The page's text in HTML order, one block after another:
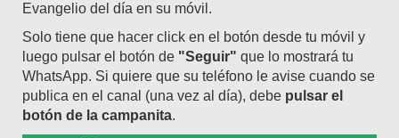
Evangelio del día en su móvil.
Solo tiene que hacer click en el botón desde tu móvil y
luego pulsar el botón de "Seguir" que lo mostrará tu
WhatsApp. Si quiere que su teléfono le avise cuando se
publica en el canal (una vez al día), debe pulsar el
botón de la campanita.